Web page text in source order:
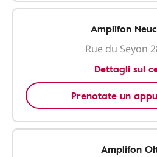
Amplifon
Rue du Seyon
Dettagli sul
Prenotate un
Amplifon